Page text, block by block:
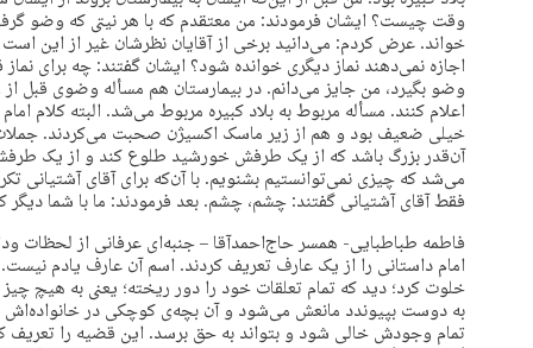
وقت چیست؟ ایشان فرمودند: من معتقدم که با هر نیتی که وضو
خواند. عرض کردم: می‌دانید برخی از آقایان نظرشان غیر از این
اجازه نمی‌دهند نماز دیگری خوانده شود؟ ایشان گفتند: چه برای
وضو بگیرد، من جایز می‌دانم. در بیمارستان هم مسأله وضوی قبل
اعلام کنند. مسأله مربوط به بلاد کبیره مربوط می‌شد. البته کلام
خیلی ضعیف بود و هم از زیر ماسک اکسیژن صحبت می‌کردند. جملات
آن‌قدر بزرگ باشد که از یک طرفش خورشید طلوع کند و از یک
می‌شد که چیزی نمی‌توانستیم بشنویم. با آن‌که برای آقای آشتیانی
فقط آقای آشتیانی گفتند: چشم، چشم. بعد فرمودند: ما با شما دیگر
فاطمه طباطبایی- همسر حاج‌احمد‌آقا – جنبه‌ای عرفانی از لحظات
امام داستانی را از یک عارف تعریف کردند. اسم آن عارف یادم
خلوت کرد؛ دید که تمام تعلقات خود را دور ریخته؛ یعنی به هیچ
به دوست بپیوندد مانعش می‌شود و آن بچه‌ی کوچکی در خانواده‌اش
تمام وجودش خالی شود و بتواند به حق برسد. این قضیه را